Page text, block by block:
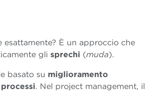
esattamente? È un approccio che
gli sprechi (muda).
basato su miglioramento
processi. Nel project management, il